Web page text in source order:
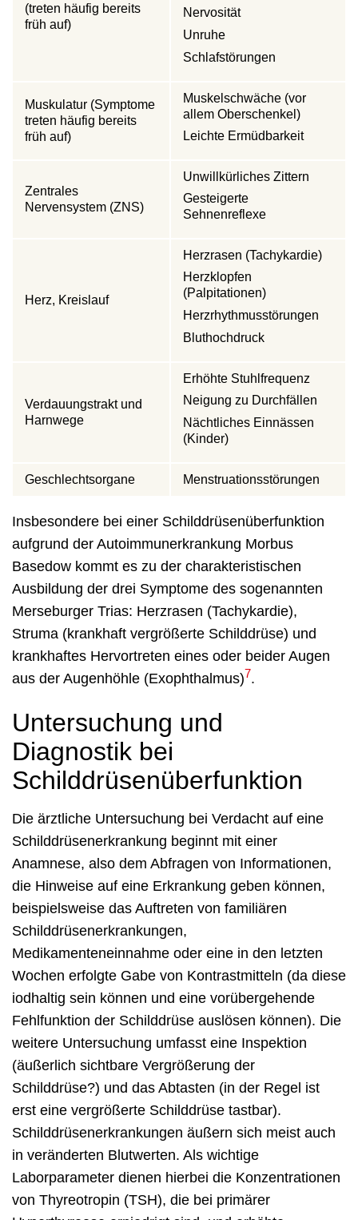
(treten häufig bereits
früh auf)
Nervosität
Unruhe
Schlafstörungen
Muskulatur (Symptome
treten häufig bereits
früh auf)
Muskelschwäche (vor
allem Oberschenkel)
Leichte Ermüdbarkeit
Zentrales
Nervensystem (ZNS)
Unwillkürliches Zittern
Gesteigerte
Sehnenreflexe
Herz, Kreislauf
Herzrasen (Tachykardie)
Herzklopfen
(Palpitationen)
Herzrhythmusstörungen
Bluthochdruck
Verdauungstrakt und
Harnwege
Erhöhte Stuhlfrequenz
Neigung zu Durchfällen
Nächtliches Einnässen
(Kinder)
Geschlechtsorgane Menstruationsstörungen
Insbesondere bei einer Schilddrüsenüberfunktion
aufgrund der Autoimmunerkrankung Morbus
Basedow kommt es zu der charakteristischen
Ausbildung der drei Symptome des sogenannten
Merseburger Trias: Herzrasen (Tachykardie),
Struma (krankhaft vergrößerte Schilddrüse) und
krankhaftes Hervortreten eines oder beider Augen
aus der Augenhöhle (Exophthalmus)7.
Untersuchung und
Diagnostik bei
Schilddrüsenüberfunktion
Die ärztliche Untersuchung bei Verdacht auf eine
Schilddrüsenerkrankung beginnt mit einer
Anamnese, also dem Abfragen von Informationen,
die Hinweise auf eine Erkrankung geben können,
beispielsweise das Auftreten von familiären
Schilddrüsenerkrankungen,
Medikamenteneinnahme oder eine in den letzten
Wochen erfolgte Gabe von Kontrastmitteln (da diese
iodhaltig sein können und eine vorübergehende
Fehlfunktion der Schilddrüse auslösen können). Die
weitere Untersuchung umfasst eine Inspektion
(äußerlich sichtbare Vergrößerung der
Schilddrüse?) und das Abtasten (in der Regel ist
erst eine vergrößerte Schilddrüse tastbar).
Schilddrüsenerkrankungen äußern sich meist auch
in veränderten Blutwerten. Als wichtige
Laborparameter dienen hierbei die Konzentrationen
von Thyreotropin (TSH), die bei primärer